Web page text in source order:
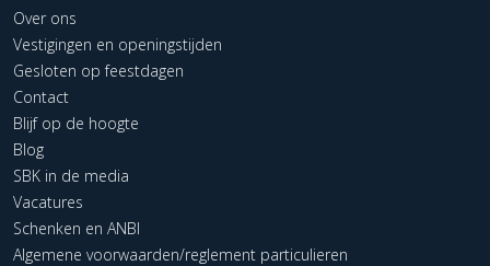
Over ons
Vestigingen en openingstijden
Gesloten op feestdagen
Contact
Blijf op de hoogte
Blog
SBK in de media
Vacatures
Schenken en ANBI
Algemene voorwaarden/reglement particulieren